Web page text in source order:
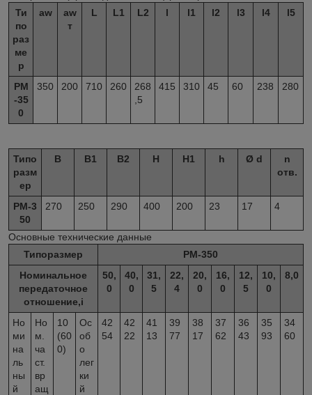
Ти
по
раз
ме
р
aw
aw
т
L L1 L2 l l1 l2 l3 l4 l5
РМ
-35
0
350 200 710 260
268
,5
415 310 45 60 238 280
Типо
разм
ер
B B1 B2 H H1 h Ø d
n
отв.
РМ-3
50
270 250 290 400 200 23 17 4
Основные технические данные
Типоразмер
РМ-350
Номинальное
передаточное
отношение,i
50,
0
40,
0
31,
5
22,
4
20,
0
16,
0
12,
5
10,
0
8,0
Но
ми
на
ль
ны
й
Но
м.
ча
ст.
вр
ащ
10
(60
0)
Ос
об
о
лег
ки
й
42
54
42
22
41
13
39
77
38
17
37
62
36
43
35
93
34
60